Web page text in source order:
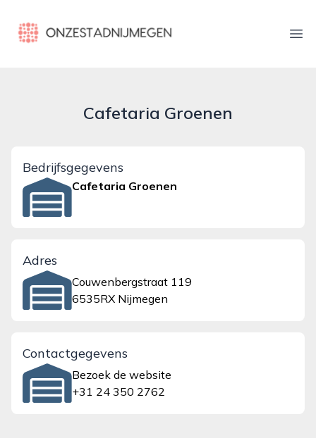
onzestadnijmegen.nl
Cafetaria Groenen
Bedrijfsgegevens
Cafetaria Groenen
Adres
Couwenbergstraat 119
6535RX Nijmegen
Contactgegevens
Bezoek de website
+31 24 350 2762